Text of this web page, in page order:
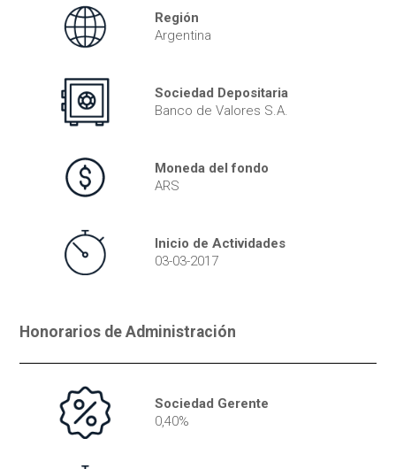
Región
Argentina
Sociedad Depositaria
Banco de Valores S.A.
Moneda del fondo
ARS
Inicio de Actividades
03-03-2017
Honorarios de Administración
Sociedad Gerente
0,40%